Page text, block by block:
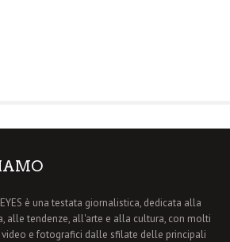
è una testata giornalistica, dedicata alla
alle tendenze, all'arte e alla cultura, con molti
video e fotografici dalle sfilate delle principali